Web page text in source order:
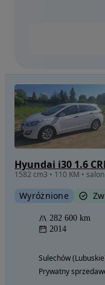
Hyundai i30 1.6
Wyróżnione
282 600 km
2014
Sulechów
Prywatny